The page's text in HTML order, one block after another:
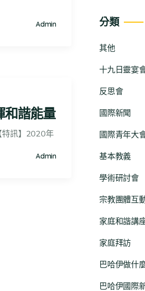
Admin
和諧能量
特訊】2020年
Admin
分類
其他
十九日靈宴
反思會
國際新聞
國際青年大
基本教義
學術研討會
宗教團體互
家庭和諧講
家庭拜訪
巴哈伊做什
巴哈伊國際